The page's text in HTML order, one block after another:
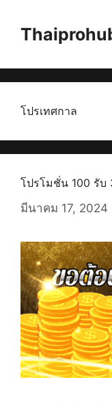
content
โปรเทศกาล
โปรโมชั่น 100 รับ
มีนาคม 17, 2024